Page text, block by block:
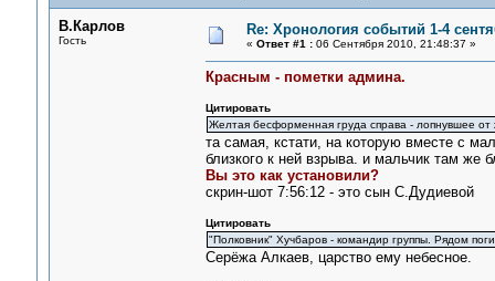
В.Карлов
Гость
Re: Хронология событий 1-4
« Ответ #1 :06 Сентября 2010, 21:48:37 »
Красным - пометки админа.
Цитировать
Желтая бесформенная груда справа - лопнувшее
та самая, кстати, на которую вместе с
близкого к ней взрыва. и мальчик там же
Вы это как установили?
скрин-шот 7:56:12 - это сын С.Дудиевой
Цитировать
"Полковник" Хучбаров - командир группы. Рядом
Серёжа Алкаев, царство ему небесное.